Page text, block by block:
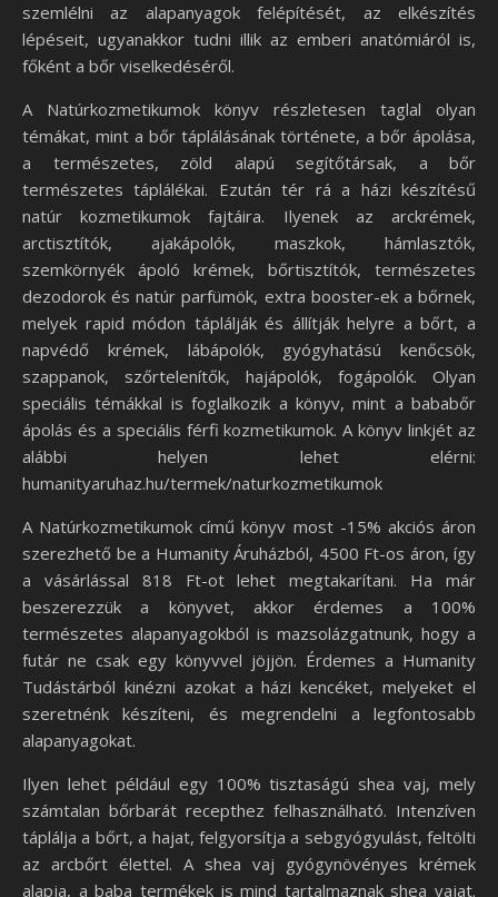
szemlélni az alapanyagok felépítését, az elkészítés
lépéseit, ugyanakkor tudni illik az emberi anatómiáról is,
főként a bőr viselkedéséről.
A Natúrkozmetikumok könyv részletesen taglal olyan
témákat, mint a bőr táplálásának története, a bőr ápolása,
a természetes, zöld alapú segítőtársak, a bőr
természetes táplálékai. Ezután tér rá a házi készítésű
natúr kozmetikumok fajtáira. Ilyenek az arckrémek,
arctisztítók, ajakápolók, maszkok, hámlasztók,
szemkörnyék ápoló krémek, bőrtisztítók, természetes
dezodorok és natúr parfümök, extra booster-ek a bőrnek,
melyek rapid módon táplálják és állítják helyre a bőrt, a
napvédő krémek, lábápolók, gyógyhatású kenőcsök,
szappanok, szőrtelenítők, hajápolók, fogápolók. Olyan
speciális témákkal is foglalkozik a könyv, mint a bababőr
ápolás és a speciális férfi kozmetikumok. A könyv linkjét az
alábbi helyen lehet elérni:
humanityaruhaz.hu/termek/naturkozmetikumok
A Natúrkozmetikumok című könyv most -15% akciós áron
szerezhető be a Humanity Áruházból, 4500 Ft-os áron, így
a vásárlással 818 Ft-ot lehet megtakarítani. Ha már
beszerezzük a könyvet, akkor érdemes a 100%
természetes alapanyagokból is mazsolázgatnunk, hogy a
futár ne csak egy könyvvel jöjjön. Érdemes a Humanity
Tudástárból kinézni azokat a házi kencéket, melyeket el
szeretnénk készíteni, és megrendelni a legfontosabb
alapanyagokat.
Ilyen lehet például egy 100% tisztaságú shea vaj, mely
számtalan bőrbarát recepthez felhasználható. Intenzíven
táplálja a bőrt, a hajat, felgyorsítja a sebgyógyulást, feltölti
az arcbőrt élettel. A shea vaj gyógynövényes krémek
alapja, a baba termékek is mind tartalmaznak shea vajat.